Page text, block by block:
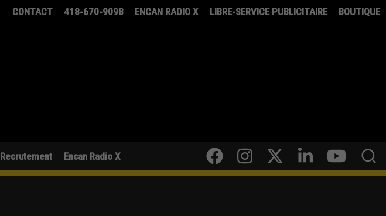
CONTACT 418-670-9098 ENCAN RADIO X LIBRE-SERVICE PUBLICITAIRE BOUTIQUE
Recrutement Encan Radio X